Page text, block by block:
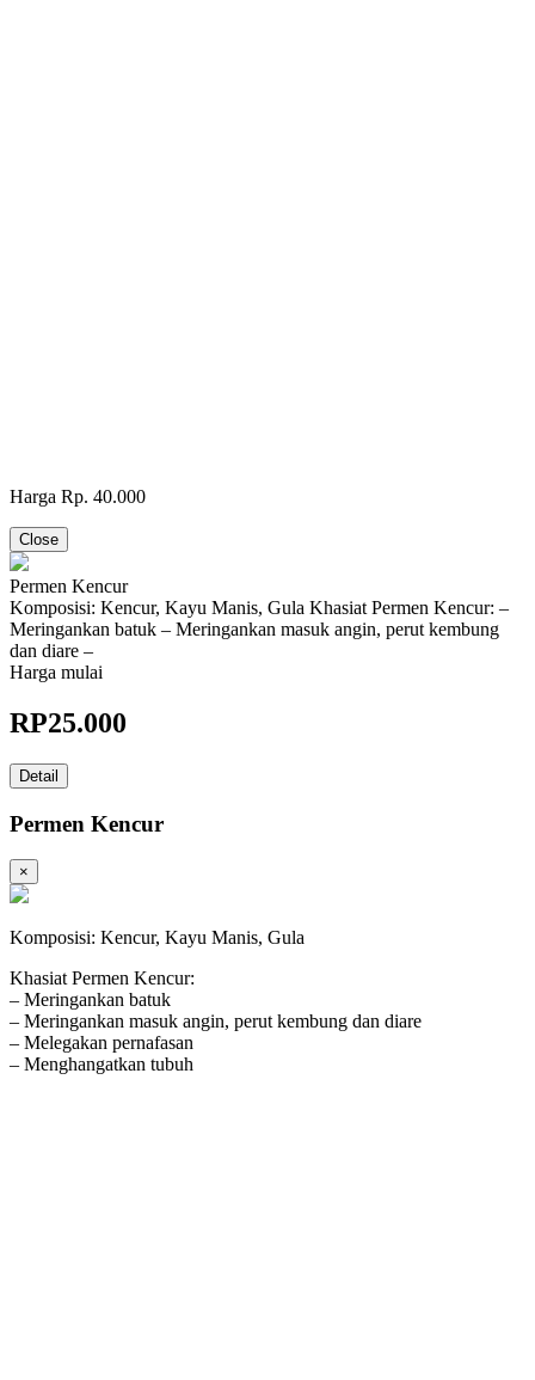
Harga Rp. 40.000
Close
Permen Kencur
Komposisi: Kencur, Kayu Manis, Gula Khasiat Permen Kencur: –
Meringankan batuk – Meringankan masuk angin, perut kembung
dan diare –
Harga mulai
RP25.000
Detail
Permen Kencur
×
Komposisi: Kencur, Kayu Manis, Gula
Khasiat Permen Kencur:
– Meringankan batuk
– Meringankan masuk angin, perut kembung dan diare
– Melegakan pernafasan
– Menghangatkan tubuh